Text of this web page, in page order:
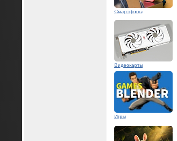
Смартфоны
Видеокарты
Игры